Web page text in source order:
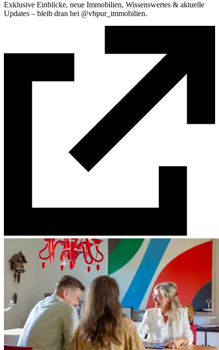
Exklusive Einblicke, neue Immobilien, Wissenswertes & aktuelle
Updates – bleib dran bei @vbpur_immobilien.